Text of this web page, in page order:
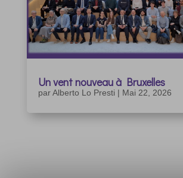
Un vent nouveau à Bruxelles
parAlberto Lo Presti | Mai 22, 2026